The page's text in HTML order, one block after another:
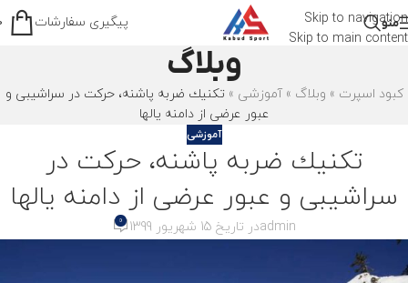
Skip to navigation
Skip to main content
منو پیگیری سفارشات
وبلاگ
کبود اسپرت » وبلاگ »آموزشی »تکنیك ضربه پاشنه، حرکت در سراشیبی و
عبور عرضی از دامنه یالها
آموزشی
تکنیك ضربه پاشنه، حرکت در
سراشیبی و عبور عرضی از دامنه یالها
adminدر تاریخ 15 شهریور 1399 0